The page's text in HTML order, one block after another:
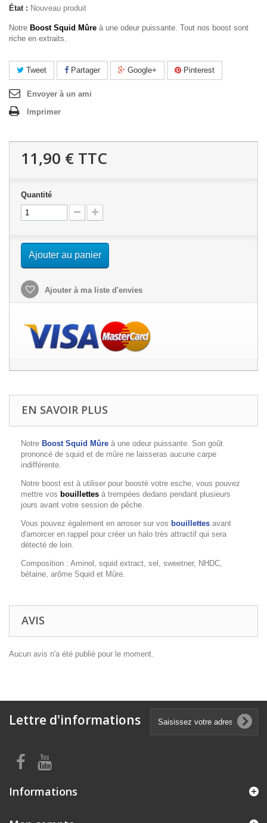
État : Nouveau produit
Notre Boost Squid Mûre à une odeur puissante. Tout nos boost sont
riche en extraits.
Tweet Partager Google+ Pinterest
Envoyer à un ami
Imprimer
11,90 € TTC
Quantité
Ajouter au panier
Ajouter à ma liste d'envies
EN SAVOIR PLUS
Notre Boost Squid Mûre à une odeur puissante. Son goût
prononcé de squid et de mûre ne laisseras aucune carpe
indifférente.
Notre boost est à utiliser pour boosté votre esche, vous pouvez
mettre vos bouillettes à trempées dedans pendant plusieurs
jours avant votre session de pêche.
Vous pouvez également en arroser sur vos bouillettes avant
d'amorcer en rappel pour créer un halo très attractif qui sera
détecté de loin.
Composition : Aminol, squid extract, sel, sweetner, NHDC,
bétaine, arôme Squid et Mûre.
AVIS
Aucun avis n'a été publié pour le moment.
Lettre d'informations
Informations